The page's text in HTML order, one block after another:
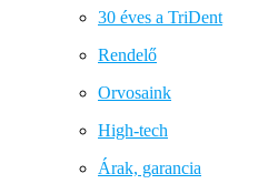
30 éves a TriDent
Rendelő
Orvosaink
High-tech
Árak, garancia